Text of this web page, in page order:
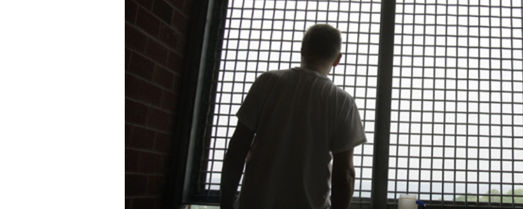
Mondiali calcio 2026